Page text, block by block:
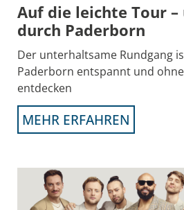
Auf die leichte Tour
durch Paderborn
Der unterhaltsame Rundgang
Paderborn entspannt und
entdecken
MEHR ERFAHREN